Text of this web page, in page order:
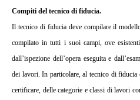
Compiti del tecnico di fiducia.
Il tecnico di fiducia deve compilare il
compilato in tutti i suoi campi, ove
dall’ispezione dell’opera eseguita e
dei lavori. In particolare, al tecnico di fiducia
certificare, delle categorie e classi di lavori